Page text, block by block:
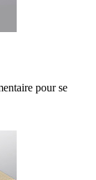
pour se